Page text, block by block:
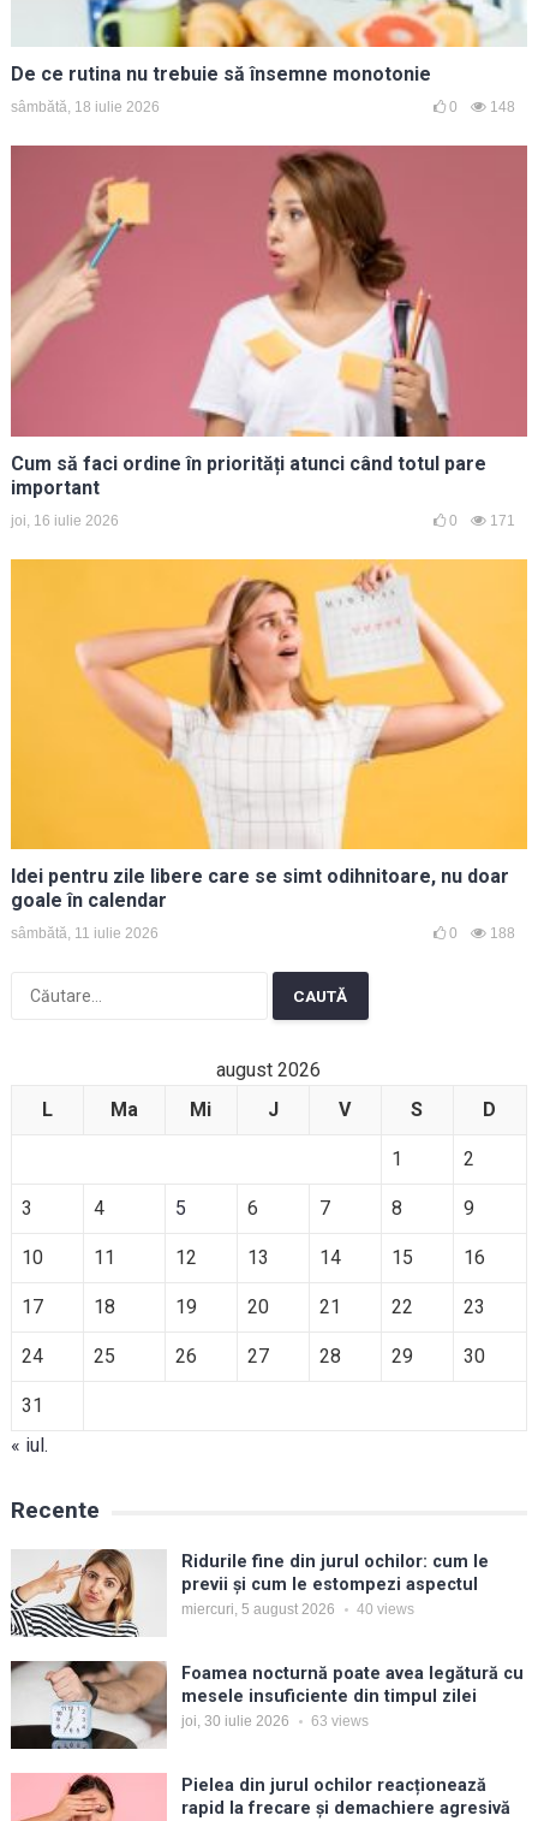
De ce rutina nu trebuie să însemne monotonie
sâmbătă, 18 iulie 2026 0 148
Cum să faci ordine în priorități atunci când totul pare
important
joi, 16 iulie 2026 0 171
Idei pentru zile libere care se simt odihnitoare, nu doar
goale în calendar
sâmbătă, 11 iulie 2026 0 188
Caută
august 2026
L
Ma Mi J V S D
1 2
3 4 5 6 7 8 9
10 11 12 13 14 15 16
17 18 19 20 21 22 23
24 25 26 27 28 29 30
31
« iul.
Recente
Ridurile fine din jurul ochilor: cum le
previi și cum le estompezi aspectul
miercuri, 5 august 2026 40 views
Foamea nocturnă poate avea legătură cu
mesele insuficiente din timpul zilei
joi, 30 iulie 2026 63 views
Pielea din jurul ochilor reacționează
rapid la frecare și demachiere agresivă